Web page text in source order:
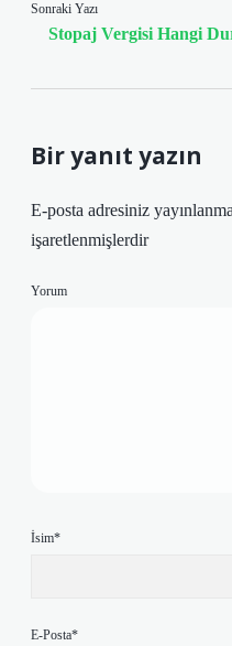
Sonraki Yazı
Stopaj Vergisi Hangi
Bir yanıt yazın
E-posta adresiniz
işaretlenmişlerdir
Yorum
İsim*
E-Posta*